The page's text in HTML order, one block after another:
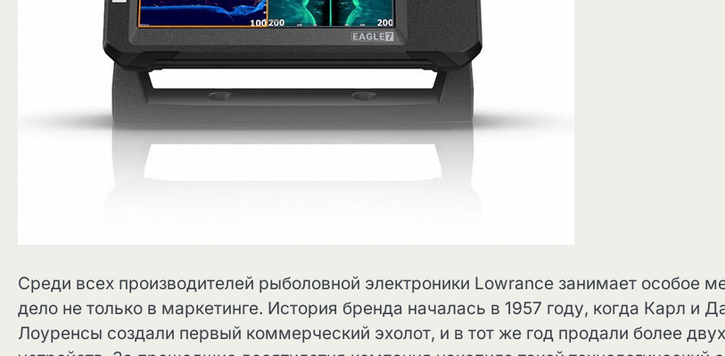
Среди всех производителей рыболовной электроники Lowrance занимает особое
дело не только в маркетинге. История бренда началась в 1957 году, когда Карл и
Лоуренсы создали первый коммерческий эхолот, и в тот же год продали более